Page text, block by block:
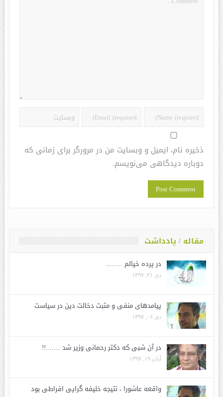
ذخیره نام، ایمیل و وبسایت من در مرورگر برای زمانی که
دوباره دیدگاهی می‌نویسم.
مقاله / یادداشت
در پرده خیالم ……..
دی ۲۱, ۱۳۹۷
پیامدهای منفی و مثبت دخالت دین در سیاست
دی ۰۶, ۱۳۹۷
در آن شبی که دکتر رحمانی وزیر شد …….!!
آبان ۱۹, ۱۳۹۷
واقعه عاشورا ، نتیجه خلیفه گرایی افراطی بود